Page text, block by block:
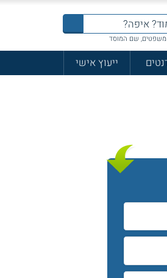
שם המוסד
ייעוץ אישי